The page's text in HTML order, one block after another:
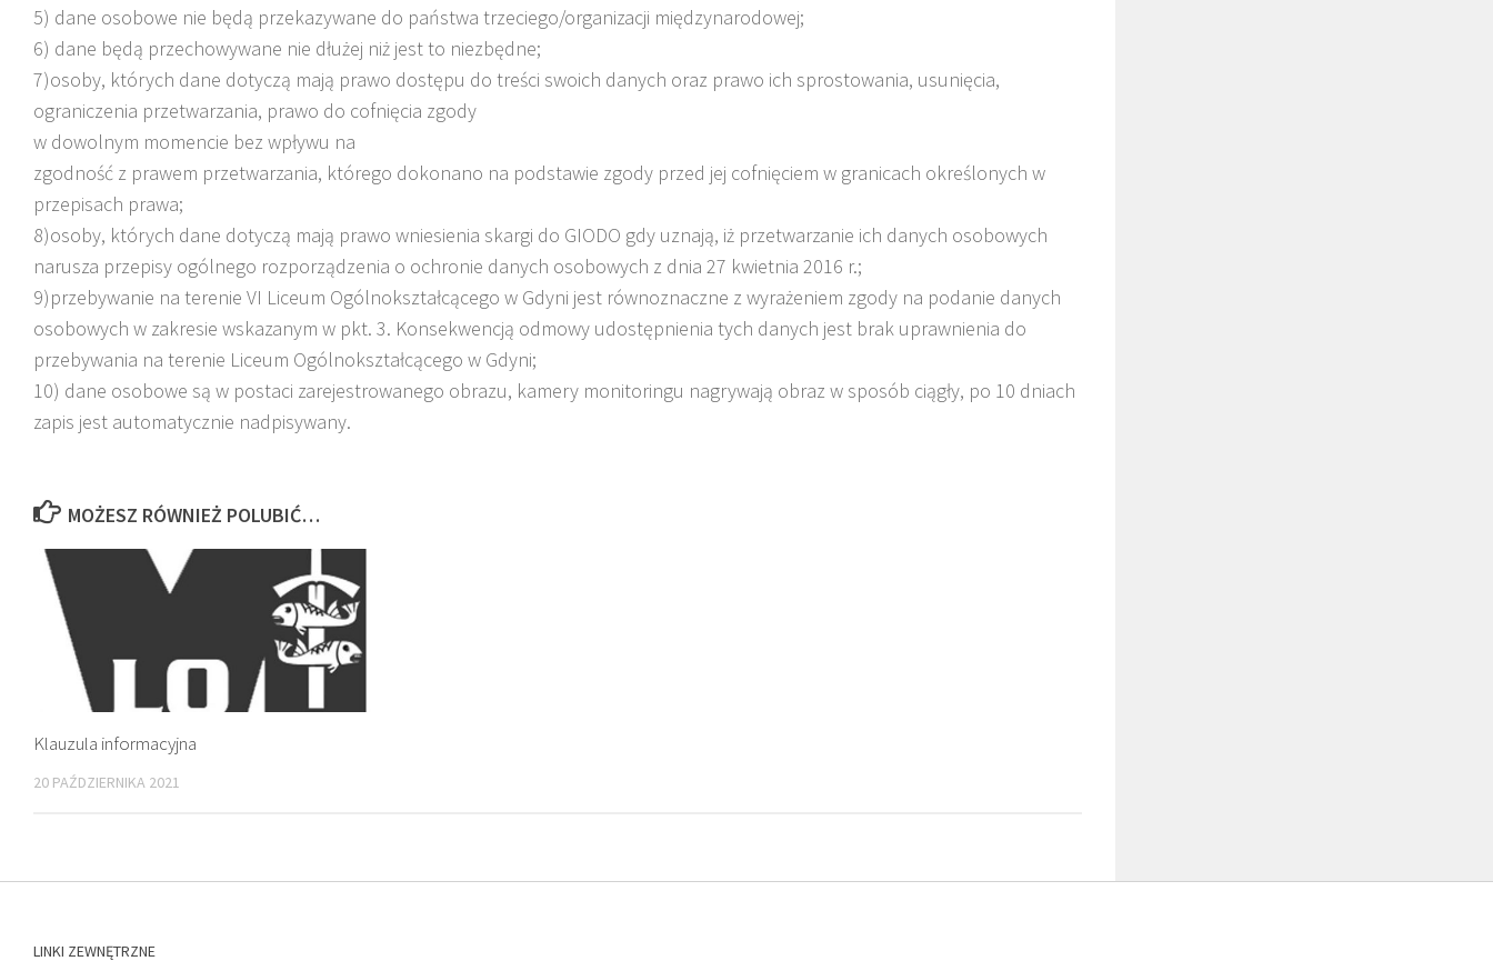
5) dane osobowe nie będą przekazywane do państwa trzeciego/organizacji międzynarodowej;
6) dane będą przechowywane nie dłużej niż jest to niezbędne;
7)osoby, których dane dotyczą mają prawo dostępu do treści swoich danych oraz prawo ich sprostowania, usunięcia,
ograniczenia przetwarzania, prawo do cofnięcia zgody
w dowolnym momencie bez wpływu na
zgodność z prawem przetwarzania, którego dokonano na podstawie zgody przed jej cofnięciem w granicach określonych w
przepisach prawa;
8)osoby, których dane dotyczą mają prawo wniesienia skargi do GIODO gdy uznają, iż przetwarzanie ich danych osobowych
narusza przepisy ogólnego rozporządzenia o ochronie danych osobowych z dnia 27 kwietnia 2016 r.;
9)przebywanie na terenie VI Liceum Ogólnokształcącego w Gdyni jest równoznaczne z wyrażeniem zgody na podanie danych
osobowych w zakresie wskazanym w pkt. 3. Konsekwencją odmowy udostępnienia tych danych jest brak uprawnienia do
przebywania na terenie Liceum Ogólnokształcącego w Gdyni;
10) dane osobowe są w postaci zarejestrowanego obrazu, kamery monitoringu nagrywają obraz w sposób ciągły, po 10 dniach
zapis jest automatycznie nadpisywany.
MOŻESZ RÓWNIEŻ POLUBIĆ…
Klauzula informacyjna
20 PAŹDZIERNIKA 2021
LINKI ZEWNĘTRZNE